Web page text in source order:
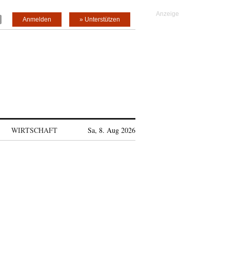
» Unterstützen
Anmelden
WIRTSCHAFT Sa, 8. Aug 2026